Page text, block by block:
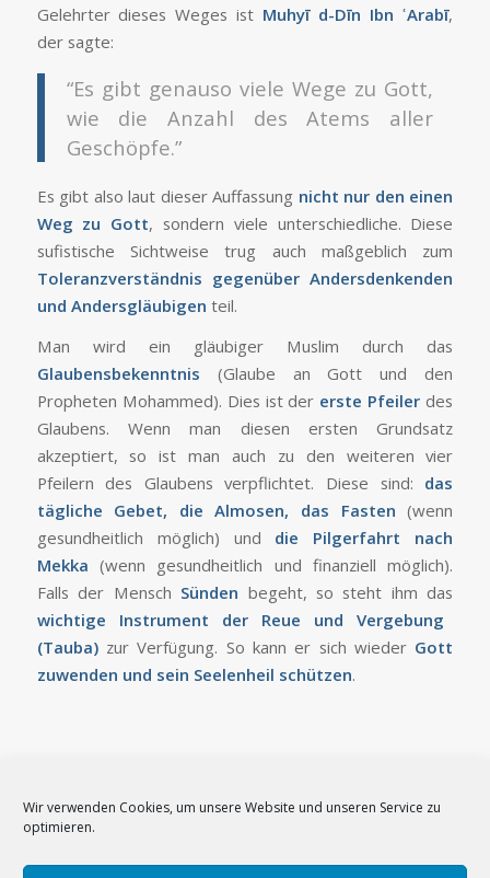
Wir verwenden Cookies, um unsere Website und unseren Service zu
optimieren.
Gelehrter dieses Weges ist Muhyī d-Dīn Ibn ʿArabī,
der sagte:
“Es gibt genauso viele Wege zu Gott,
wie die Anzahl des Atems aller
Geschöpfe.”
Es gibt also laut dieser Auffassung nicht nur den einen
Weg zu Gott, sondern viele unterschiedliche. Diese
sufistische Sichtweise trug auch maßgeblich zum
Toleranzverständnis gegenüber Andersdenkenden
und Andersgläubigen teil.
Man wird ein gläubiger Muslim durch das
Glaubensbekenntnis (Glaube an Gott und den
Propheten Mohammed). Dies ist der erste Pfeiler des
Glaubens. Wenn man diesen ersten Grundsatz
akzeptiert, so ist man auch zu den weiteren vier
Pfeilern des Glaubens verpflichtet. Diese sind: das
tägliche Gebet, die Almosen, das Fasten (wenn
gesundheitlich möglich) und die Pilgerfahrt nach
Mekka (wenn gesundheitlich und finanziell möglich).
Falls der Mensch Sünden begeht, so steht ihm das
wichtige Instrument der Reue und Vergebung
(Tauba)zur Verfügung. So kann er sich wieder Gott
zuwenden und sein Seelenheil schützen.